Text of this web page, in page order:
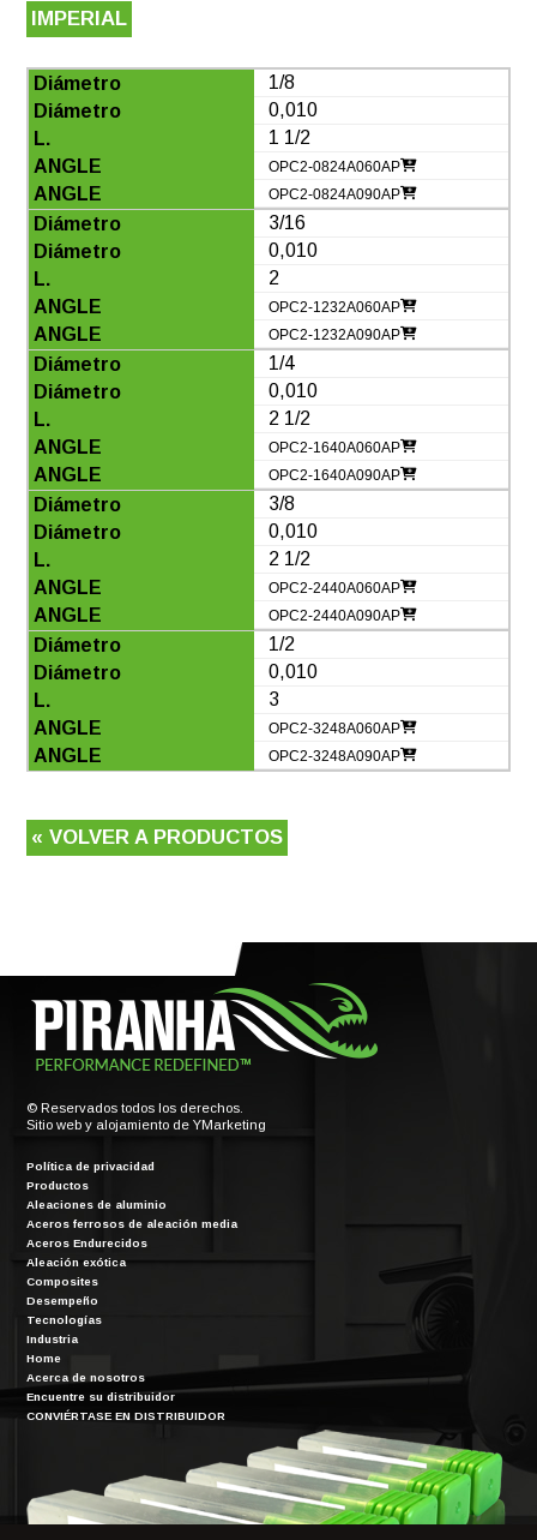
IMPERIAL
1/8
0,010
1 1/2
OPC2-0824A060AP
OPC2-0824A090AP
3/16
0,010
2
OPC2-1232A060AP
OPC2-1232A090AP
1/4
0,010
2 1/2
OPC2-1640A060AP
OPC2-1640A090AP
3/8
0,010
2 1/2
OPC2-2440A060AP
OPC2-2440A090AP
1/2
0,010
3
OPC2-3248A060AP
OPC2-3248A090AP
« VOLVER A PRODUCTOS
© Reservados todos los derechos.
Sitio web y alojamiento deYMarketing
Política de privacidad
Productos
Aleaciones de aluminio
Aceros ferrosos de aleación media
Aceros Endurecidos
Aleación exótica
Composites
Desempeño
Tecnologías
Industria
Home
Acerca de nosotros
Encuentre su distribuidor
CONVIÉRTASE EN DISTRIBUIDOR